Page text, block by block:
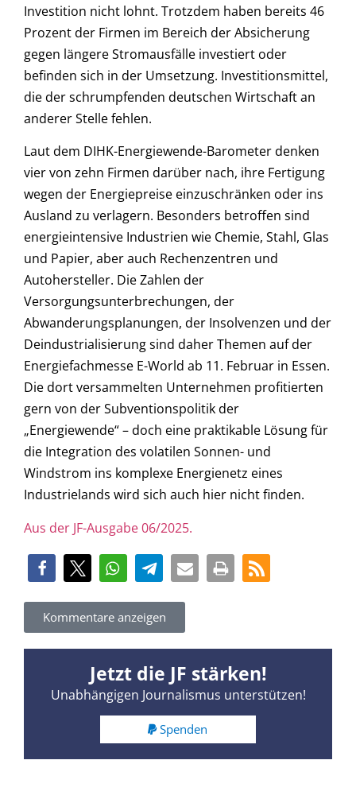
Investition nicht lohnt. Trotzdem haben bereits 46
Prozent der Firmen im Bereich der Absicherung
gegen längere Stromausfälle investiert oder
befinden sich in der Umsetzung. Investitionsmittel,
die der schrumpfenden deutschen Wirtschaft an
anderer Stelle fehlen.
Laut dem DIHK-Energiewende-Barometer denken
vier von zehn Firmen darüber nach, ihre Fertigung
wegen der Energiepreise einzuschränken oder ins
Ausland zu verlagern. Besonders betroffen sind
energieintensive Industrien wie Chemie, Stahl, Glas
und Papier, aber auch Rechenzentren und
Autohersteller. Die Zahlen der
Versorgungsunterbrechungen, der
Abwanderungsplanungen, der Insolvenzen und der
Deindustrialisierung sind daher Themen auf der
Energiefachmesse E-World ab 11. Februar in Essen.
Die dort versammelten Unternehmen profitierten
gern von der Subventionspolitik der
„Energiewende“ – doch eine praktikable Lösung für
die Integration des volatilen Sonnen- und
Windstrom ins komplexe Energienetz eines
Industrielands wird sich auch hier nicht finden.
Aus der JF-Ausgabe 06/2025.
Kommentare anzeigen
Jetzt die JF stärken!
Unabhängigen Journalismus unterstützen!
Spenden